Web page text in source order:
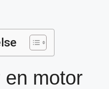
en motor